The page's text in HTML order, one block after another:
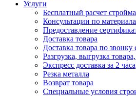
Услуги
Бесплатный расчет
Консультации по
Предоставление
Доставка товара
Доставка товара по звонку
Разгрузка, выгрузка
Экспресс доставка за 2 часа
Резка металла
Возврат товара
Специальные условия